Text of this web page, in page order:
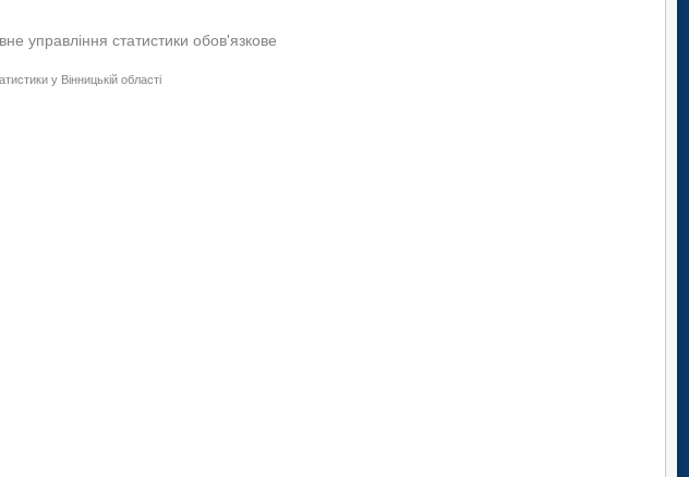
управління статистики обов'язкове
у Вінницькій області